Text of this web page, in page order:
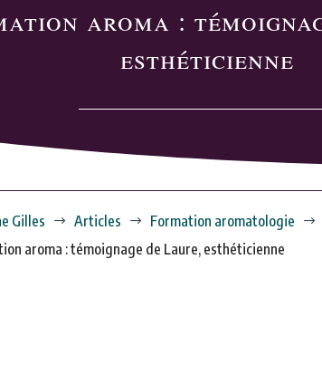
aroma :
esthéticienne
Gilles $ Articles $ Formation aromatologie $
aroma : témoignage de Laure, esthéticienne